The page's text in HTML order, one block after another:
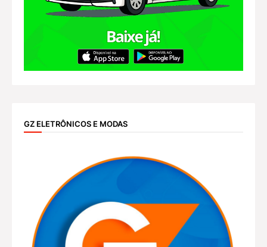
GZ ELETRÔNICOS E MODAS